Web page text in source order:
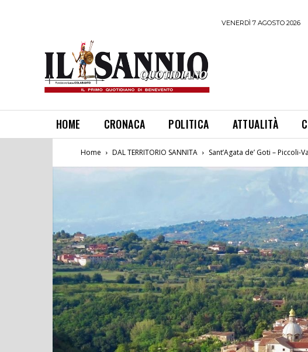
VENERDÌ 7 AGOSTO 2026
HOME CRONACA POLITICA ATTUALITÀ
Home DAL TERRITORIO SANNITA Sant’Agata de’ Goti –